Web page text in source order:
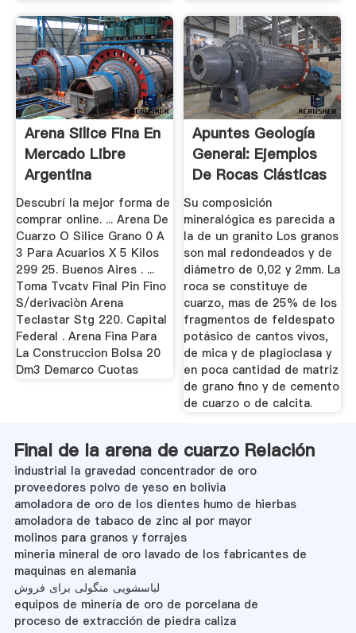
Arena Silice Fina En
Mercado Libre
Argentina
Descubrí la mejor forma de
comprar online. ... Arena De
Cuarzo O Silice Grano 0 A
3 Para Acuarios X 5 Kilos
299 25. Buenos Aires . ...
Toma Tvcatv Final Pin Fino
S/derivaciòn Arena
Teclastar Stg 220. Capital
Federal . Arena Fina Para
La Construccion Bolsa 20
Dm3 Demarco Cuotas
Apuntes Geología
General: Ejemplos
De Rocas Clásticas
Su composición
mineralógica es parecida a
la de un granito Los granos
son mal redondeados y de
diámetro de 0,02 y 2mm. La
roca se constituye de
cuarzo, mas de 25% de los
fragmentos de feldespato
potásico de cantos vivos,
de mica y de plagioclasa y
en poca cantidad de matriz
de grano fino y de cemento
de cuarzo o de calcita.
Final de la arena de cuarzo Relación
industrial la gravedad concentrador de oro
proveedores polvo de yeso en bolivia
amoladora de oro de los dientes humo de hierbas
amoladora de tabaco de zinc al por mayor
molinos para granos y forrajes
mineria mineral de oro lavado de los fabricantes de
maquinas en alemania
لباسشویی منگولی برای فروش
equipos de minería de oro de porcelana de
proceso de extracción de piedra caliza